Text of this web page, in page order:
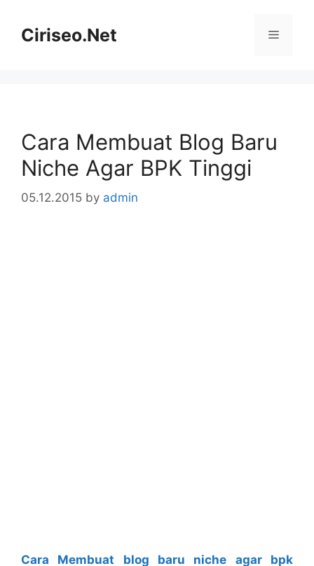
contentCiriseo.Net Menu
Cara Membuat Blog Baru
Niche Agar BPK Tinggi
05.12.2015 by admin
Cara Membuat blog baru niche agar bpk